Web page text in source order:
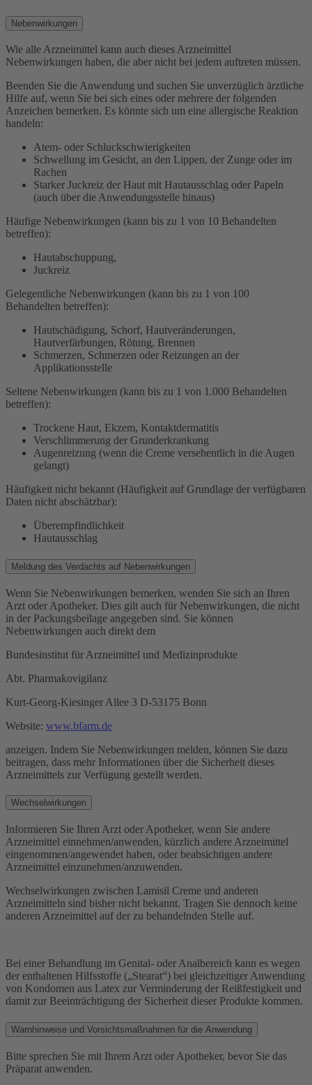
Nebenwirkungen
Wie alle Arzneimittel kann auch dieses Arzneimittel
Nebenwirkungen haben, die aber nicht bei jedem auftreten müssen.
Beenden Sie die Anwendung und suchen Sie unverzüglich ärztliche
Hilfe auf, wenn Sie bei sich eines oder mehrere der folgenden
Anzeichen bemerken. Es könnte sich um eine allergische Reaktion
handeln:
Atem- oder Schluckschwierigkeiten
Schwellung im Gesicht, an den Lippen, der Zunge oder im
Rachen
Starker Juckreiz der Haut mit Hautausschlag oder Papeln
(auch über die Anwendungsstelle hinaus)
Häufige Nebenwirkungen (kann bis zu 1 von 10 Behandelten
betreffen):
Hautabschuppung,
Juckreiz
Gelegentliche Nebenwirkungen (kann bis zu 1 von 100
Behandelten betreffen):
Hautschädigung, Schorf, Hautveränderungen,
Hautverfärbungen, Rötung, Brennen
Schmerzen, Schmerzen oder Reizungen an der
Applikationsstelle
Seltene Nebenwirkungen (kann bis zu 1 von 1.000 Behandelten
betreffen):
Trockene Haut, Ekzem, Kontaktdermatitis
Verschlimmerung der Grunderkrankung
Augenreizung (wenn die Creme versehentlich in die Augen
gelangt)
Häufigkeit nicht bekannt (Häufigkeit auf Grundlage der verfügbaren
Daten nicht abschätzbar):
Überempfindlichkeit
Hautausschlag
Meldung des Verdachts auf Nebenwirkungen
Wenn Sie Nebenwirkungen bemerken, wenden Sie sich an Ihren
Arzt oder Apotheker. Dies gilt auch für Nebenwirkungen, die nicht
in der Packungsbeilage angegeben sind. Sie können
Nebenwirkungen auch direkt dem
Bundesinstitut für Arzneimittel und Medizinprodukte
Abt. Pharmakovigilanz
Kurt-Georg-Kiesinger Allee 3 D-53175 Bonn
Website: www.bfarm.de
anzeigen. Indem Sie Nebenwirkungen melden, können Sie dazu
beitragen, dass mehr Informationen über die Sicherheit dieses
Arzneimittels zur Verfügung gestellt werden.
Wechselwirkungen
Informieren Sie Ihren Arzt oder Apotheker, wenn Sie andere
Arzneimittel einnehmen/anwenden, kürzlich andere Arzneimittel
eingenommen/angewendet haben, oder beabsichtigen andere
Arzneimittel einzunehmen/anzuwenden.
Wechselwirkungen zwischen Lamisil Creme und anderen
Arzneimitteln sind bisher nicht bekannt. Tragen Sie dennoch keine
anderen Arzneimittel auf der zu behandelnden Stelle auf.
Bei einer Behandlung im Genital- oder Analbereich kann es wegen
der enthaltenen Hilfsstoffe („Stearat“) bei gleichzeitiger Anwendung
von Kondomen aus Latex zur Verminderung der Reißfestigkeit und
damit zur Beeinträchtigung der Sicherheit dieser Produkte kommen.
Warnhinweise und Vorsichtsmaßnahmen für die Anwendung
Bitte sprechen Sie mit Ihrem Arzt oder Apotheker, bevor Sie das
Präparat anwenden.